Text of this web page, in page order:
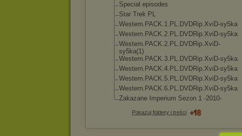
Special episodes
Star Trek PL
Western.PACK.1.PL.DVDRip.Xvi D-sy5ka
Western.PACK.2.PL.DVDRip.Xvi D-sy5ka
Western.PACK.2.PL.DVDRip.Xvi D-
sy5ka(1)
Western.PACK.3.PL.DVDRip.Xvi D-sy5ka
Western.PACK.4.PL.DVDRip.Xvi D-sy5ka
Western.PACK.5.PL.DVDRip.Xvi D-sy5ka
Western.PACK.6.PL.DVDRip.Xvi D-sy5ka
Zakazane Imperium Sezon 1 -2010-
Pokazuj foldery i treści